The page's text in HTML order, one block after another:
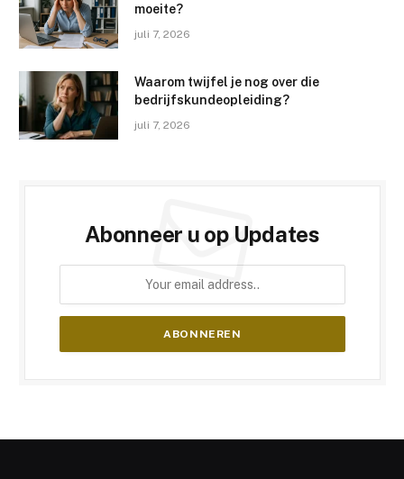
moeite?
juli 7, 2026
Waarom twijfel je nog over die
bedrijfskundeopleiding?
juli 7, 2026
Abonneer u op Updates